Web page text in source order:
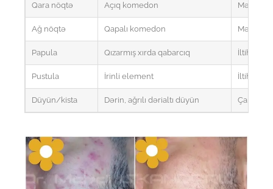
Qara nöqtə Açıq komedon Məsamə
Ağ nöqtə Qapalı komedon Məsamə
Papula Qızarmış xırda qabarcıq İltihab
Pustula İrinli element İltihab
Düyün/kista Dərin, ağrılı dərialtı düyün Çapıq